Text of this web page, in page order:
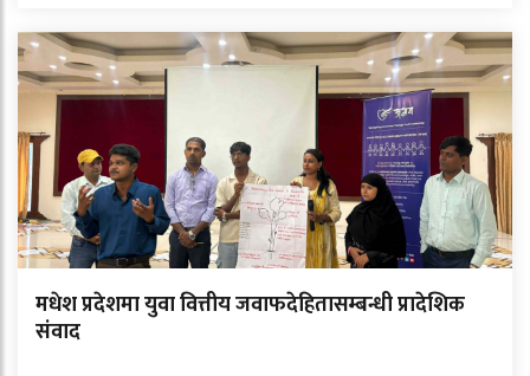
मधेश प्रदेशमा युवा वित्तीय जवाफदेहितासम्बन्धी प्रादेशिक
संवाद